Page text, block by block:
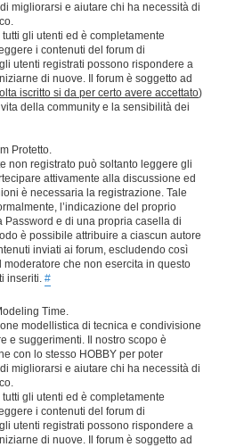
migliorarsi e aiutare chi ha necessità di
gli utenti ed è completamente
i contenuti del forum di
utenti registrati possono rispondere a
di nuove. Il forum è soggetto ad
iscritto si da per certo avere accettato)
della community e la sensibilità dei
Protetto.
non registrato può soltanto leggere gli
attivamente alla discussione ed
è necessaria la registrazione. Tale
l’indicazione del proprio
Password e di una propria casella di
è possibile attribuire a ciascun autore
inviati ai forum, escludendo così
che non esercita in questo
inseriti. #
Time.
modellistica di tecnica e condivisione
e suggerimenti. Il nostro scopo è
con lo stesso HOBBY per poter
migliorarsi e aiutare chi ha necessità di
gli utenti ed è completamente
i contenuti del forum di
utenti registrati possono rispondere a
di nuove. Il forum è soggetto ad